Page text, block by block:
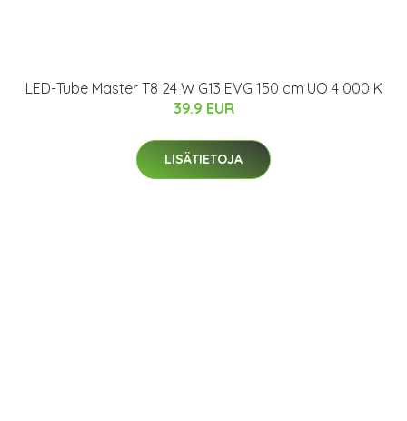
LED-Tube Master T8 24 W G13 EVG 150 cm UO 4 000 K
39.9 EUR
LISÄTIETOJA